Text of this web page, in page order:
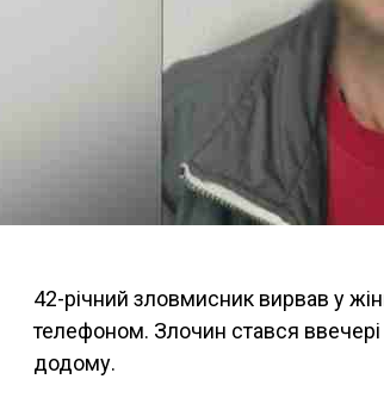
42-річний зловмисник вирвав у
телефоном. Злочин стався
додому.